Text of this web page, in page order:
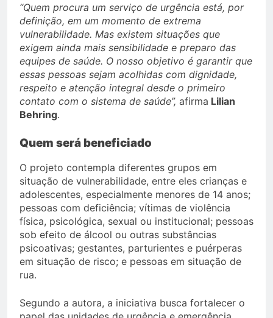
“Quem procura um serviço de urgência está, por
definição, em um momento de extrema
vulnerabilidade. Mas existem situações que
exigem ainda mais sensibilidade e preparo das
equipes de saúde. O nosso objetivo é garantir que
essas pessoas sejam acolhidas com dignidade,
respeito e atenção integral desde o primeiro
contato com o sistema de saúde”, afirma Lilian
Behring.
Quem será beneficiado
O projeto contempla diferentes grupos em
situação de vulnerabilidade, entre eles crianças e
adolescentes, especialmente menores de 14 anos;
pessoas com deficiência; vítimas de violência
física, psicológica, sexual ou institucional; pessoas
sob efeito de álcool ou outras substâncias
psicoativas; gestantes, parturientes e puérperas
em situação de risco; e pessoas em situação de
rua.
Segundo a autora, a iniciativa busca fortalecer o